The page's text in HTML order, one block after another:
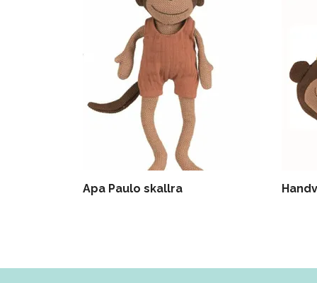
Apa Paulo skallra